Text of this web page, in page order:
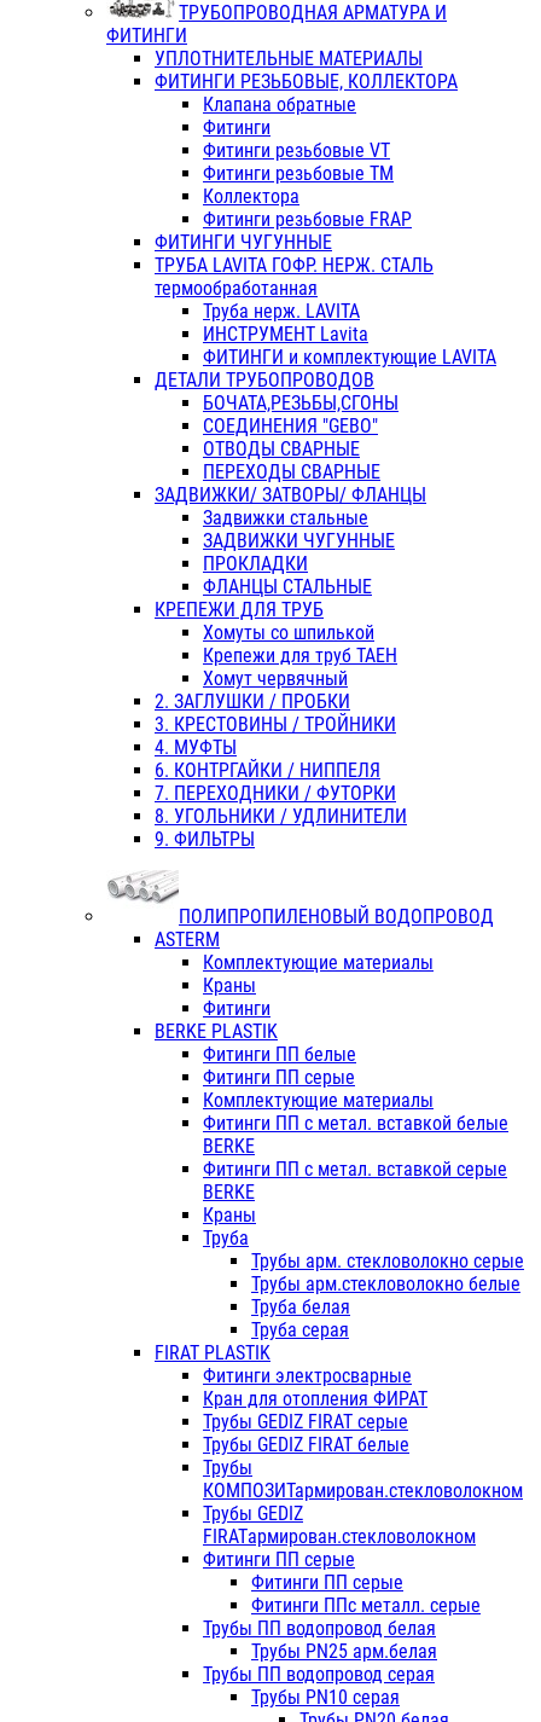
ТРУБОПРОВОДНАЯ АРМАТУРА И
ФИТИНГИ
УПЛОТНИТЕЛЬНЫЕ МАТЕРИАЛЫ
ФИТИНГИ РЕЗЬБОВЫЕ, КОЛЛЕКТОРА
Клапана обратные
Фитинги
Фитинги резьбовые VT
Фитинги резьбовые ТМ
Коллектора
Фитинги резьбовые FRAP
ФИТИНГИ ЧУГУННЫЕ
ТРУБА LAVITA ГОФР. НЕРЖ. СТАЛЬ
термообработанная
Труба нерж. LAVITA
ИНСТРУМЕНТ Lavita
ФИТИНГИ и комплектующие LAVITA
ДЕТАЛИ ТРУБОПРОВОДОВ
БОЧАТА,РЕЗЬБЫ,СГОНЫ
СОЕДИНЕНИЯ "GEBO"
ОТВОДЫ СВАРНЫЕ
ПЕРЕХОДЫ СВАРНЫЕ
ЗАДВИЖКИ/ ЗАТВОРЫ/ ФЛАНЦЫ
Задвижки стальные
ЗАДВИЖКИ ЧУГУННЫЕ
ПРОКЛАДКИ
ФЛАНЦЫ СТАЛЬНЫЕ
КРЕПЕЖИ ДЛЯ ТРУБ
Хомуты со шпилькой
Крепежи для труб ТАЕН
Хомут червячный
2. ЗАГЛУШКИ / ПРОБКИ
3. КРЕСТОВИНЫ / ТРОЙНИКИ
4. МУФТЫ
6. КОНТРГАЙКИ / НИППЕЛЯ
7. ПЕРЕХОДНИКИ / ФУТОРКИ
8. УГОЛЬНИКИ / УДЛИНИТЕЛИ
9. ФИЛЬТРЫ
ПОЛИПРОПИЛЕНОВЫЙ ВОДОПРОВОД
ASTERM
Комплектующие материалы
Краны
Фитинги
BERKE PLASTIK
Фитинги ПП белые
Фитинги ПП серые
Комплектующие материалы
Фитинги ПП с метал. вставкой белые
BERKE
Фитинги ПП с метал. вставкой серые
BERKE
Краны
Труба
Трубы арм. стекловолокно серые
Трубы арм.стекловолокно белые
Труба белая
Труба серая
FIRAT PLASTIK
Фитинги электросварные
Кран для отопления ФИРАТ
Трубы GEDIZ FIRAT серые
Трубы GEDIZ FIRAT белые
Трубы
КОМПОЗИТармирован.стекловолокном
Трубы GEDIZ
FIRATармирован.стекловолокном
Фитинги ПП серые
Фитинги ПП серые
Фитинги ППс металл. серые
Трубы ПП водопровод белая
Трубы PN25 арм.белая
Трубы ПП водопровод серая
Трубы PN10 серая